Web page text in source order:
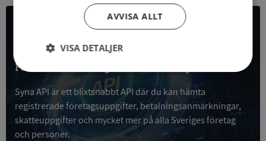
All företagsdata i API
Få all denna företagsinformation i Syna API
Syna API är ett blixtsnabbt API där du kan hämta
registrerade företagsuppgifter, betalningsanmärkningar,
skatteuppgifter och mycket mer på alla Sveriges företag
och personer.
AVVISA ALLT
VISA DETALJER
Strikt
nödvändigt
Prestanda Inriktning
Oklassificerade